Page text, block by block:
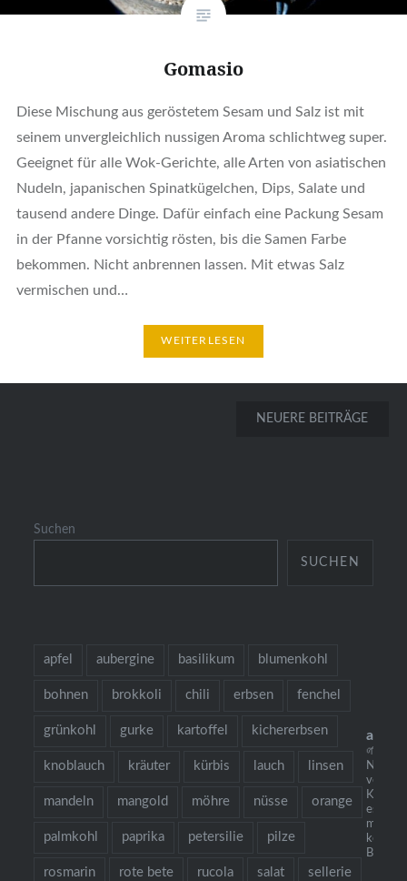
Gomasio
Diese Mischung aus geröstetem Sesam und Salz ist mit
seinem unvergleichlich nussigen Aroma schlichtweg super.
Geeignet für alle Wok-Gerichte, alle Arten von asiatischen
Nudeln, japanischen Spinatkügelchen, Dips, Salate und
tausend andere Dinge. Dafür einfach eine Packung Sesam
in der Pfanne vorsichtig rösten, bis die Samen Farbe
bekommen. Nicht anbrennen lassen. Mit etwas Salz
vermischen und…
WEITERLESEN
NEUERE BEITRÄGE
Suchen
SUCHEN
apfel aubergine basilikum blumenkohl
bohnen brokkoli chili erbsen fenchel
grünkohl gurke kartoffel kichererbsen
knoblauch kräuter kürbis lauch linsen
mandeln mangold möhre nüsse orange
palmkohl paprika petersilie pilze
rosmarin rote bete rucola salat sellerie
🌱
Neu:
es gibt
mehr